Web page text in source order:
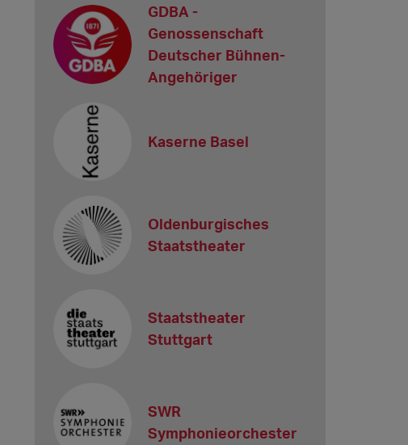
GDBA -
Genossenschaft
Deutscher Bühnen-
Angehöriger
Kaserne Basel
Oldenburgisches
Staatstheater
Staatstheater
Stuttgart
SWR
Symphonieorchester